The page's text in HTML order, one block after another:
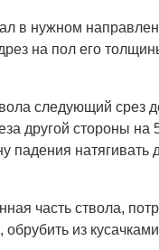
в нужном
на пол его
следующий срез
другой стороны на
падения
часть ствола,
из